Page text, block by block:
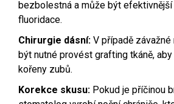
bezbolestná a může být
fluoridace.
Chirurgie dásní: V případě
být nutné provést grafting tkáně,
kořeny zubů.
Korekce skusu: Pokud je příčinou